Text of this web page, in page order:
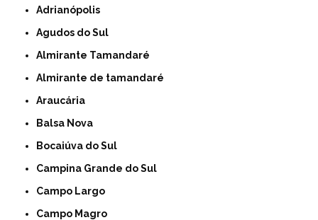
Adrianópolis
Agudos do Sul
Almirante Tamandaré
Almirante de tamandaré
Araucária
Balsa Nova
Bocaiúva do Sul
Campina Grande do Sul
Campo Largo
Campo Magro